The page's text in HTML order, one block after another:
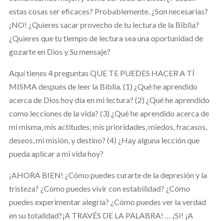
estas cosas ser eficaces? Probablemente. ¿Son necesarias?
¡NO! ¿Quieres sacar provecho de tu lectura de la Biblia?
¿Quieres que tu tiempo de lectura sea una oportunidad de
gozarte en Dios y Su mensaje?
Aquí tienes 4 preguntas QUE TE PUEDES HACER A TÍ
MISMA después de leer la Biblia. (1) ¿Qué he aprendido
acerca de Dios hoy día en mi lectura? (2) ¿Qué he aprendido
como lecciones de la vida? (3) ¿Qué he aprendido acerca de
mi misma, mis actitudes, mis prioridades, miedos, fracasos,
deseos, mi misión, y destino? (4) ¿Hay alguna lección que
pueda aplicar a mi vida hoy?
¡AHORA BIEN! ¿Cómo puedes curarte de la depresión y la
tristeza? ¿Cómo puedes vivir con estabilidad? ¿Cómo
puedes experimentar alegría? ¿Cómo puedes ver la verdad
en su totalidad?¡A TRAVÉS DE LA PALABRA! … ¡SI! ¡A